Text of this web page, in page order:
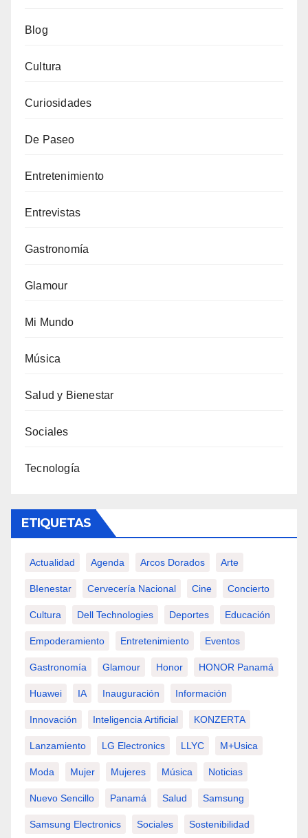
Blog
Cultura
Curiosidades
De Paseo
Entretenimiento
Entrevistas
Gastronomía
Glamour
Mi Mundo
Música
Salud y Bienestar
Sociales
Tecnología
ETIQUETAS
Actualidad Agenda Arcos Dorados Arte
BIenestar Cervecería Nacional Cine Concierto
Cultura Dell Technologies Deportes Educación
Empoderamiento Entretenimiento Eventos
Gastronomía Glamour Honor HONOR Panamá
Huawei IA Inauguración Información
Innovación Inteligencia Artificial KONZERTA
Lanzamiento LG Electronics LLYC M+usica
Moda Mujer Mujeres Música Noticias
Nuevo Sencillo Panamá Salud Samsung
Samsung Electronics Sociales Sostenibilidad